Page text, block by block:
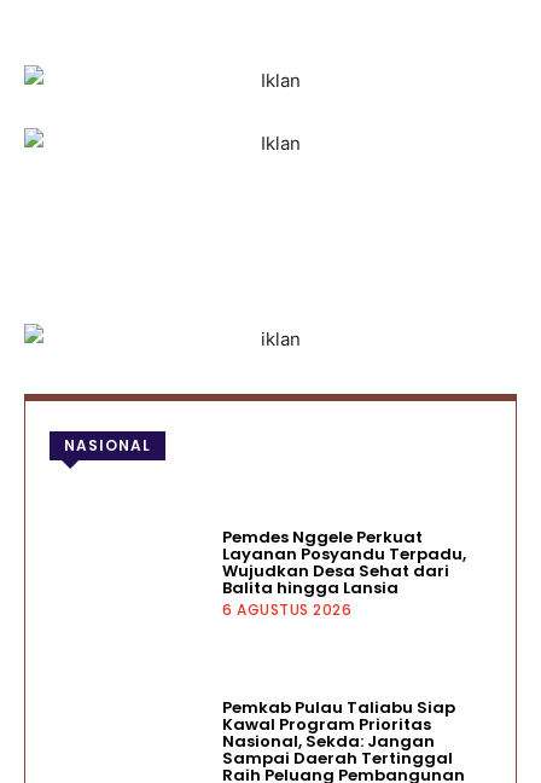
NASIONAL
Pemdes Nggele Perkuat
Layanan Posyandu Terpadu,
Wujudkan Desa Sehat dari
Balita hingga Lansia
6 AGUSTUS 2026
Pemkab Pulau Taliabu Siap
Kawal Program Prioritas
Nasional, Sekda: Jangan
Sampai Daerah Tertinggal
Raih Peluang Pembangunan